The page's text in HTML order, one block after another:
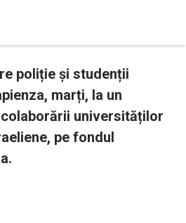
poliție și studenții
marți, la un
universităților
pe fondul